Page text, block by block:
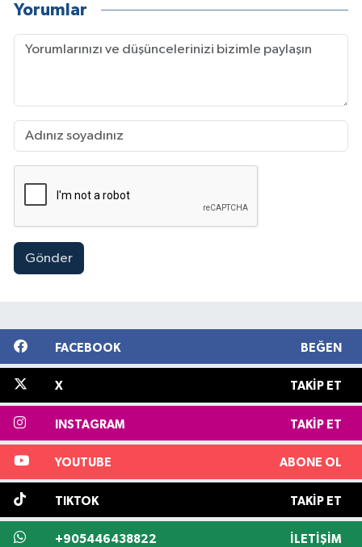
Yorumlar
Gönder
FACEBOOK BEĞEN
X TAKIP ET
INSTAGRAM TAKIP ET
YOUTUBE ABONE OL
TIKTOK TAKIP ET
+905446438822 İLETIŞIM